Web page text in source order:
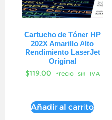
Cartucho de Tóner HP
202X Amarillo Alto
Rendimiento LaserJet
Original
$119.00 Precio sin IVA
Añadir al carrito